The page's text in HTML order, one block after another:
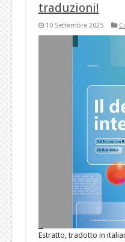
traduzioni!
10 Settembre 2025
Estratto, tradotto in